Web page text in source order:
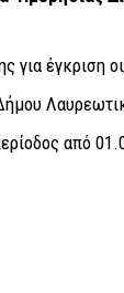
για έγκριση
από